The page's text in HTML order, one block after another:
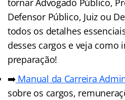
Defensor Público, Juiz ou
todos os detalhes
desses cargos e veja como
preparação!
➡️Manual da Carreira
sobre os cargos,